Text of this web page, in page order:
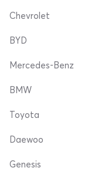
Chevrolet
BYD
Mercedes-Benz
BMW
Toyota
Daewoo
Genesis